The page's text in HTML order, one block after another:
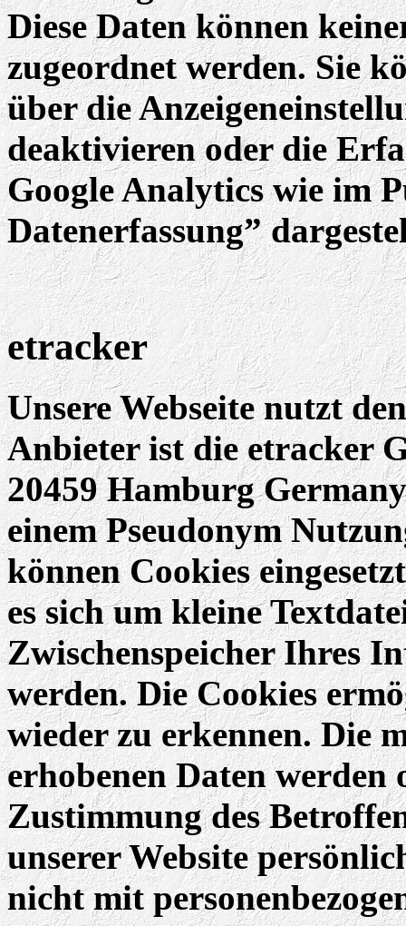
Diese Daten können
zugeordnet werden. Sie
über die
deaktivieren oder die
Google Analytics wie im
Datenerfassung”
etracker
Unsere Webseite nutzt
Anbieter ist die etracker
20459 Hamburg
einem Pseudonym
können Cookies
es sich um kleine
Zwischenspeicher Ihres
werden. Die Cookies
wieder zu erkennen. Die
erhobenen Daten werden
Zustimmung des
unserer Website
nicht mit